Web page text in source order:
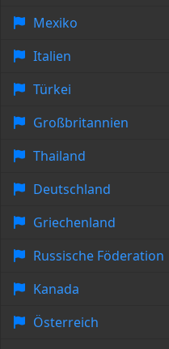
Mexiko
Italien
Türkei
Großbritannien
Thailand
Deutschland
Griechenland
Russische Föderation
Kanada
Österreich